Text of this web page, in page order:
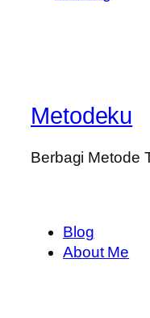
Metodeku
Berbagi Metode
Blog
About Me